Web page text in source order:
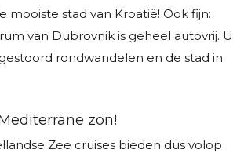
mooiste stad van Kroatië! Ook fijn:
van Dubrovnik is geheel autovrij. U
rondwandelen en de stad in
zon!
Zee cruises bieden dus volop